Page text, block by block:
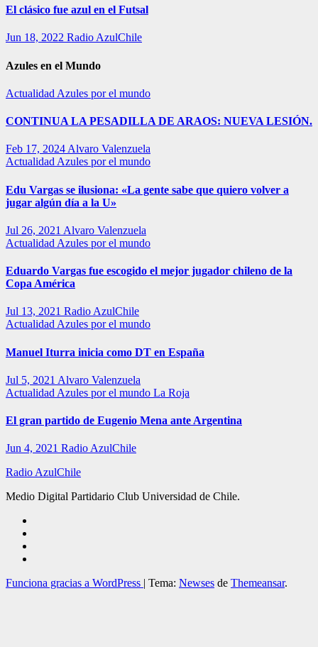
El clásico fue azul en el Futsal
Jun 18, 2022 Radio AzulChile
Azules en el Mundo
Actualidad Azules por el mundo
CONTINUA LA PESADILLA DE ARAOS: NUEVA LESIÓN.
Feb 17, 2024 Alvaro Valenzuela
Actualidad Azules por el mundo
Edu Vargas se ilusiona: «La gente sabe que quiero volver a
jugar algún día a la U»
Jul 26, 2021 Alvaro Valenzuela
Actualidad Azules por el mundo
Eduardo Vargas fue escogido el mejor jugador chileno de la
Copa América
Jul 13, 2021 Radio AzulChile
Actualidad Azules por el mundo
Manuel Iturra inicia como DT en España
Jul 5, 2021 Alvaro Valenzuela
Actualidad Azules por el mundo La Roja
El gran partido de Eugenio Mena ante Argentina
Jun 4, 2021 Radio AzulChile
Radio AzulChile
Medio Digital Partidario Club Universidad de Chile.
Funciona gracias a WordPress | Tema: Newses de Themeansar.